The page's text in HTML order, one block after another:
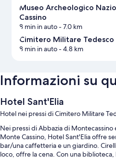
Museo Archeologico
Cassino
8 min in auto- 7.0 km
Cimitero Militare Tedesco
8 min in auto- 4.8 km
Informazioni su
Hotel Sant'Elia
Hotel nei pressi di Cimitero Militare
Nei pressi di Abbazia di
Monte Cassino, Hotel Sant'Elia offre
bar/una caffetteria e un giardino.
loco, offre la cena. Con una